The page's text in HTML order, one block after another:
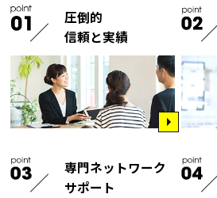
圧倒的
信頼と実績
専門ネットワーク
サポート